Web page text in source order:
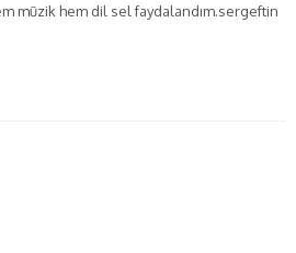
mūzik hem dil sel faydalandım.sergeftin